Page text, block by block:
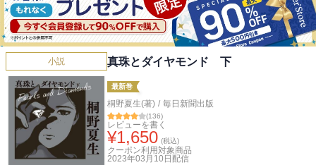
小説 真珠とダイヤモンド 下
最新巻
桐野夏生(著) / 毎日新聞出版
(136)
レビューを書く
¥1,650 (税込)
クーポン利用対象商品
2023年03月10日 配信